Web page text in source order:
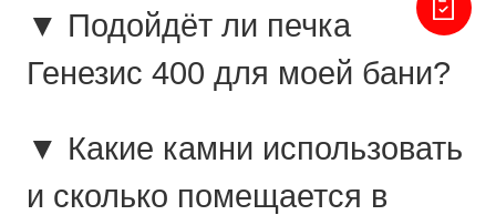
▼ Подойдёт ли печка
Генезис 400 для моей бани?
▼ Какие камни использовать
и сколько помещается в